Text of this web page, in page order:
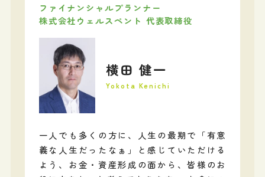
ファイナンシャルプランナー
株式会社ウェルスペント 代表取締役
横田 健一
Yokota Kenichi
一人でも多くの方に、人生の最期で「有意
義な人生だったなぁ」と感じていただける
よう、お金・資産形成の面から、皆様のお